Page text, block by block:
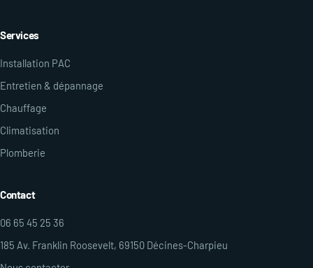
Services
Installation PAC
Entretien & dépannage
Chauffage
Climatisation
Plomberie
Contact
06 65 45 25 36
185 Av. Franklin Roosevelt, 69150 Décines-Charpieu